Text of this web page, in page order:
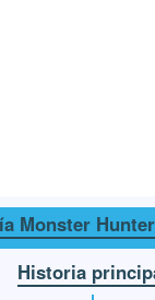
Monster
Historia